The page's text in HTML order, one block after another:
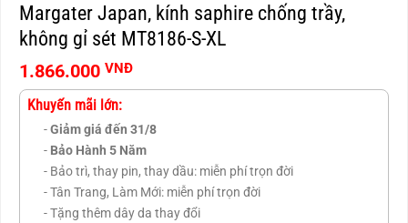
Margater Japan, kính saphire chống trầy,
không gỉ sét MT8186-S-XL
1.866.000 VNĐ
Khuyến mãi lớn:
-Giảm giá đến 31/8
- Bảo Hành 5 Năm
- Bảo trì, thay pin, thay dầu: miễn phí trọn đời
- Tân Trang, Làm Mới: miễn phí trọn đời
- Tặng thêm dây da thay đổi